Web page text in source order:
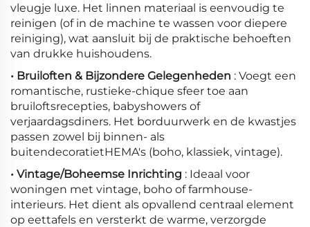
vleugje luxe. Het linnen materiaal is eenvoudig te
reinigen (of in de machine te wassen voor diepere
reiniging), wat aansluit bij de praktische behoeften
van drukke huishoudens.
• Bruiloften & Bijzondere Gelegenheden : Voegt een
romantische, rustieke-chique sfeer toe aan
bruiloftsrecepties, babyshowers of
verjaardagsdiners. Het borduurwerk en de kwastjes
passen zowel bij binnen- als
buitendecoratietHEMA's (boho, klassiek, vintage).
• Vintage/Boheemse Inrichting : Ideaal voor
woningen met vintage, boho of farmhouse-
interieurs. Het dient als opvallend centraal element
op eettafels en versterkt de warme, verzorgde